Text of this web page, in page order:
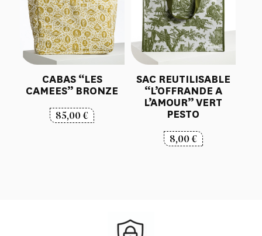
CABAS “LES
CAMEES” BRONZE
85,00€
SAC REUTILISABLE
“L’OFFRANDE A
L’AMOUR” VERT
PESTO
8,00€